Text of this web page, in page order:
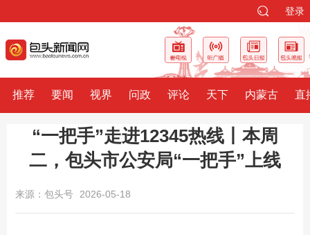
登录
推荐 要闻 视界 问政 评论 天下 内蒙古 直
“一把手”走进12345热线丨本周
二，包头市公安局“一把手”上线
来源：包头号 2026-05-18